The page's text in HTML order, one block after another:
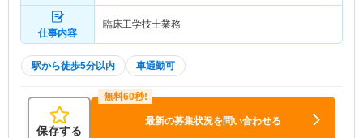
仕事内容
臨床工学技士業務
駅から徒歩5分以内 車通勤可
保存する
最新の募集状況を問い合わせる